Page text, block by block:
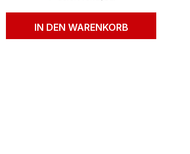
IN DEN WARENKORB